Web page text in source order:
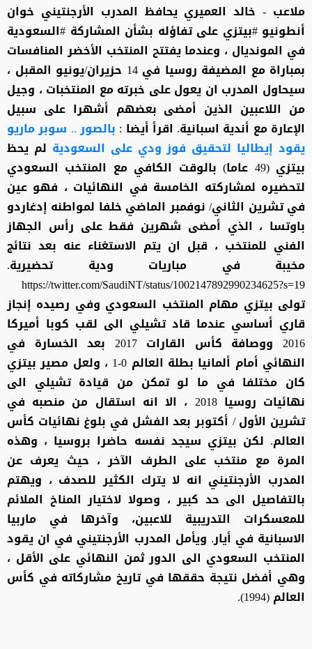
ملاعب - خالد العميري يحافظ المدرب الأرجنتيني خوان
أنطونيو #بيتزي على تفاؤله بشأن المشاركة #السعودية
في المونديال ، وعندما يفتتح المنتخب الأخضر المنافسات
بمباراة مع المضيفة روسيا في 14 حزيران/يونيو المقبل ،
سيحاول المدرب ان يعول على خبرته مع المنتخبات ، وجيل
من اللاعبين الذين أمضى بعضهم أشهرا على سبيل
الإعارة مع أندية اسبانية. اقرأ أيضا : بالصور .. سوبر ماريو
يقود إيطاليا لتحقيق فوز ودي على السعودية لم يحظ
بيتزي (49 عاما) بالوقت الكافي مع المنتخب السعودي
لتحضيره لمشاركته الخامسة في النهائيات ، فهو عين
في تشرين الثاني/ نوفمبر الماضي خلفا لمواطنه إدغاردو
باوتسا ، الذي أمضى شهرين فقط على رأس الجهاز
الفني للمنتخب ، قبل ان يتم الاستغناء عنه بعد نتائج
مخيبة في مباريات ودية تحضيرية.
https://twitter.com/SaudiNT/status/1002147892990234625?s=19
تولى بيتزي مهام المنتخب السعودي وفي رصيده إنجاز
قاري أساسي عندما قاد تشيلي الى لقب كوبا أميركا
2016 ووصافة كأس القارات 2017 بعد الخسارة في
النهائي أمام ألمانيا بطلة العالم 0-1 ، ولعل مصير بيتزي
كان مختلفا في ما لو تمكن من قيادة تشيلي الى
نهائيات روسيا 2018 ، الا انه استقال من منصبه في
تشرين الأول / أكتوبر بعد الفشل في بلوغ نهائيات كأس
العالم. لكن بيتزي سيجد نفسه حاضرا بروسيا ، وهذه
المرة مع منتخب على الطرف الآخر ، حيث يعرف عن
المدرب الأرجنتيني انه لا يترك الكثير للصدف ، ويهتم
بالتفاصيل الى حد كبير ، وصولا لاختيار المناخ الملائم
للمعسكرات التدريبية للاعبين، وآخرها في ماربيا
الاسبانية في أيار. ويأمل المدرب الأرجنتيني في ان يقود
المنتخب السعودي الى الدور ثمن النهائي على الأقل ،
وهي أفضل نتيجة حققها في تاريخ مشاركاته في كأس
العالم (1994).